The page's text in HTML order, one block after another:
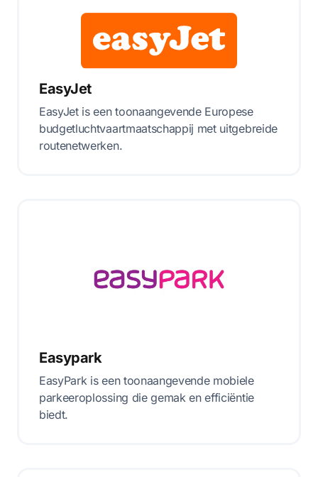
EasyJet
EasyJet is een toonaangevende Europese
budgetluchtvaartmaatschappij met uitgebreide
routenetwerken.
Easypark
EasyPark is een toonaangevende mobiele
parkeeroplossing die gemak en efficiëntie
biedt.